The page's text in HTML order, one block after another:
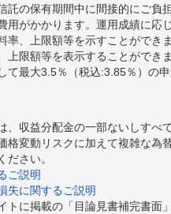
託の保有期間中に間接的にご
用がかかります。運用成績に
率、上限額等を示すことがで
上限額等を表示することがで
て最大3.5％（税込:3.85％）の
、収益分配金の一部ないしす
格変動リスクに加えて複雑な
ださい。
ご説明
失に関するご説明
トに掲載の「目論見書補完書